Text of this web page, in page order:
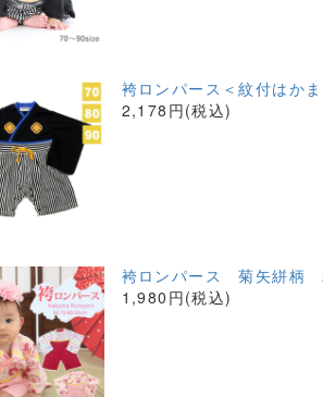
袴ロンパース＜紋付はか
2,178円(税込)
袴ロンパース 菊矢絣柄
1,980円(税込)